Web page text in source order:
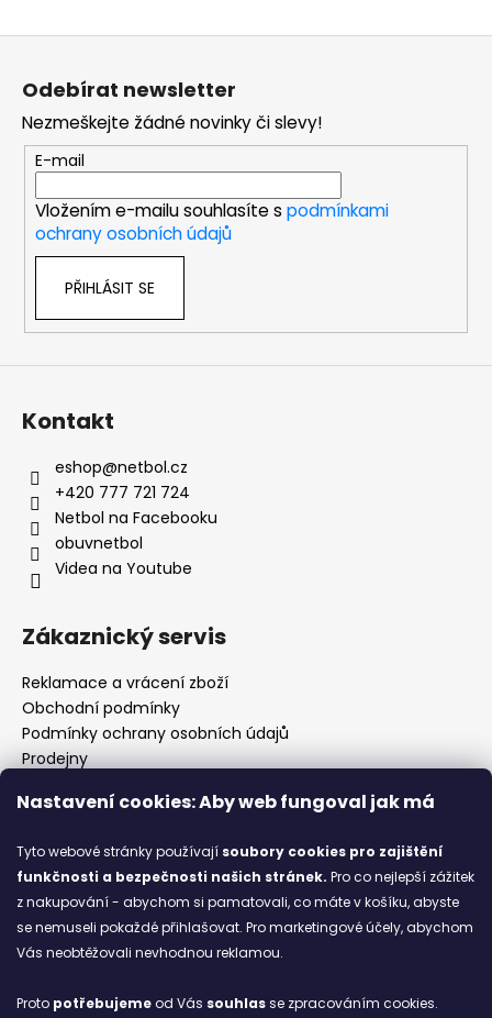
Nastavení cookies: Aby web fungoval jak má
Tyto webové stránky používají soubory cookies pro zajištění
funkčnosti a bezpečnosti našich stránek. Pro co nejlepší zážitek
z nakupování - abychom si pamatovali, co máte v košíku, abyste
se nemuseli pokaždé přihlašovat. Pro marketingové účely, abychom
Vás neobtěžovali nevhodnou reklamou.
Proto potřebujemeod Vás souhlasse zpracováním cookies.
Z
Odebírat newsletter
Nezmeškejte žádné novinky či slevy!
E-mail
Vložením e-mailu souhlasíte s podmínkami
ochrany osobních údajů
PŘIHLÁSIT SE
Kontakt
eshop@netbol.cz
+420 777 721 724
Netbol na Facebooku
obuvnetbol
Videa na Youtube
Zákaznický servis
Reklamace a vrácení zboží
Obchodní podmínky
Podmínky ochrany osobních údajů
Prodejny
Značky
Blog
Ze starých bot staronové